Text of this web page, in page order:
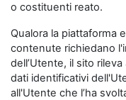
o costituenti reato.
Qualora la piattaforma
contenute richiedano
dell’Utente, il sito
dati identificativi
all'Utente che l’ha